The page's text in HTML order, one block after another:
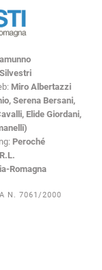
Miro Albertazzi
Serena Bersani,
Elide Giordani,
Peroché
Romagna
N. 7061/2000